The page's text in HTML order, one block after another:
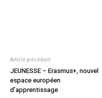
Article précédent
JEUNESSE – Erasmus+, nouvel
espace européen
d’apprentissage